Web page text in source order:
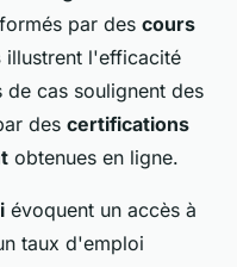
par des cours
illustrent l'efficacité
cas soulignent des
des certifications
obtenues en ligne.
évoquent un accès à
taux d'emploi